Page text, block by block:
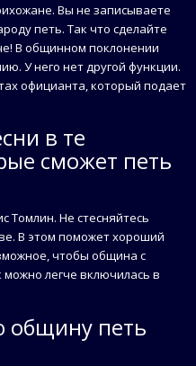
Вы не записываете
петь. Так что сделайте
В общинном поклонении
У него нет другой функции.
официанта, который подает
в те
сможет петь
Томлин. Не стесняйтесь
В этом поможет хороший
чтобы община с
легче включилась в
общину петь